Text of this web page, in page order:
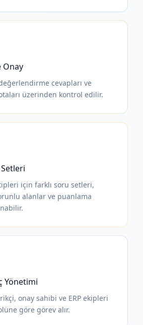
Onay
cevapları ve
üzerinden kontrol edilir.
için farklı soru setleri,
alanlar ve puanlama
Yönetimi
onay sahibi ve ERP ekipleri
göre görev alır.